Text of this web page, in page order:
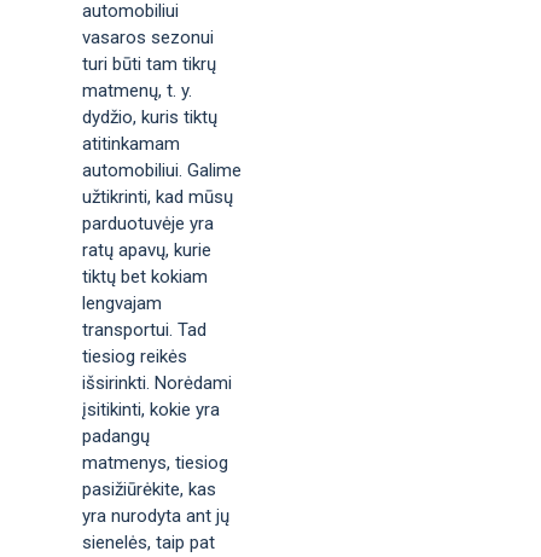
automobiliui
vasaros sezonui
turi būti tam tikrų
matmenų, t. y.
dydžio, kuris tiktų
atitinkamam
automobiliui. Galime
užtikrinti, kad mūsų
parduotuvėje yra
ratų apavų, kurie
tiktų bet kokiam
lengvajam
transportui. Tad
tiesiog reikės
išsirinkti. Norėdami
įsitikinti, kokie yra
padangų
matmenys, tiesiog
pasižiūrėkite, kas
yra nurodyta ant jų
sienelės, taip pat